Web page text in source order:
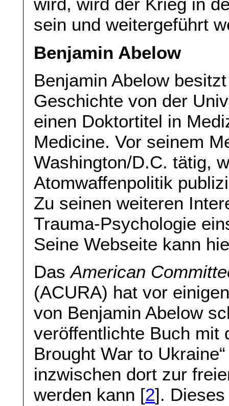
sein und weitergeführt
Benjamin Abelow
Benjamin Abelow
Geschichte von der
einen Doktortitel in
Medicine. Vor seinem
Washington/D.C. tätig,
Atomwaffenpolitik
Zu seinen weiteren
Trauma-Psychologie
Seine Webseite kann
DasAmerican
(ACURA) hat vor
von Benjamin Abelow
veröffentlichte Buch mit
Brought War to
inzwischen dort zur
werden kann [2].